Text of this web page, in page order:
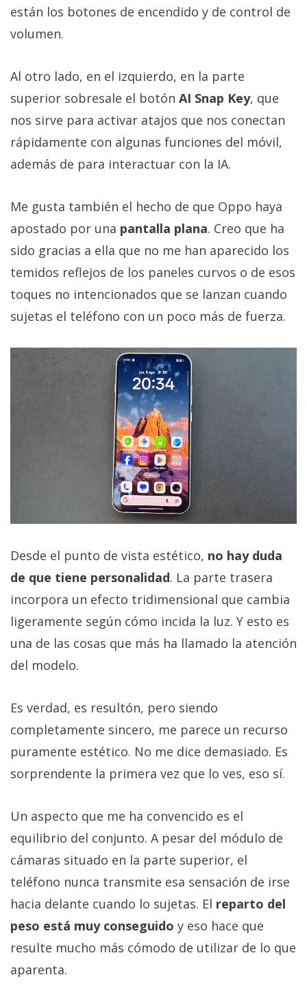
están los botones de encendido y de control de
volumen.
Al otro lado, en el izquierdo, en la parte
superior sobresale el botón AI Snap Key, que
nos sirve para activar atajos que nos conectan
rápidamente con algunas funciones del móvil,
además de para interactuar con la IA.
Me gusta también el hecho de que Oppo haya
apostado por una pantalla plana. Creo que ha
sido gracias a ella que no me han aparecido los
temidos reflejos de los paneles curvos o de esos
toques no intencionados que se lanzan cuando
sujetas el teléfono con un poco más de fuerza.
Desde el punto de vista estético, no hay duda
de que tiene personalidad. La parte trasera
incorpora un efecto tridimensional que cambia
ligeramente según cómo incida la luz. Y esto es
una de las cosas que más ha llamado la atención
del modelo.
Es verdad, es resultón, pero siendo
completamente sincero, me parece un recurso
puramente estético. No me dice demasiado. Es
sorprendente la primera vez que lo ves, eso sí.
Un aspecto que me ha convencido es el
equilibrio del conjunto. A pesar del módulo de
cámaras situado en la parte superior, el
teléfono nunca transmite esa sensación de irse
hacia delante cuando lo sujetas. El reparto del
peso está muy conseguido y eso hace que
resulte mucho más cómodo de utilizar de lo que
aparenta.